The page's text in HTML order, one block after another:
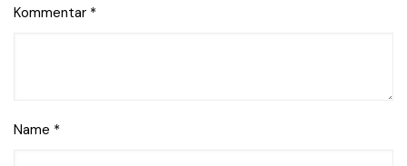
Kommentar *
Name *